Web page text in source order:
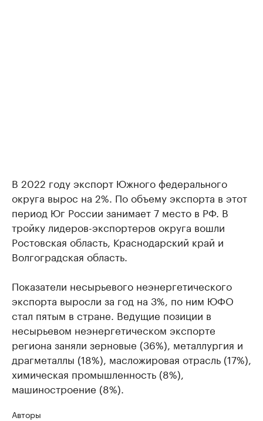
В 2022 году экспорт Южного федерального
округа вырос на 2%. По объему экспорта в этот
период Юг России занимает 7 место в РФ. В
тройку лидеров-экспортеров округа вошли
Ростовская область, Краснодарский край и
Волгоградская область.
Показатели несырьевого неэнергетического
экспорта выросли за год на 3%, по ним ЮФО
стал пятым в стране. Ведущие позиции в
несырьевом неэнергетическом экспорте
региона заняли зерновые (36%), металлургия и
драгметаллы (18%), масложировая отрасль (17%),
химическая промышленность (8%),
машиностроение (8%).
Авторы